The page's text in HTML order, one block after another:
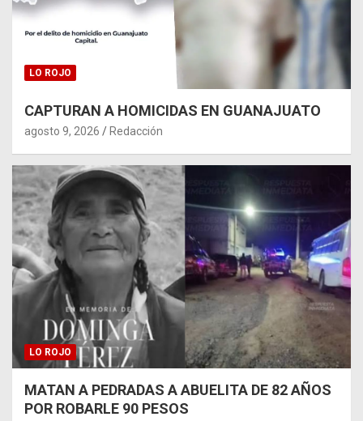
LO ROJO
CAPTURAN A HOMICIDAS EN GUANAJUATO
agosto 9, 2026 Redacción
LO ROJO
MATAN A PEDRADAS A ABUELITA DE 82 AÑOS
POR ROBARLE 90 PESOS